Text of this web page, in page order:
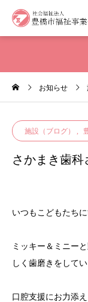
お知らせ
施設（ブログ）
さかまき歯
いつもこどもたち
ミッキー＆ミニー
しく歯磨きをしてい
口腔支援にお力添